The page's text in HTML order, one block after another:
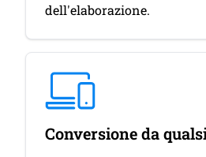
dell'elaborazione.
Conversione da